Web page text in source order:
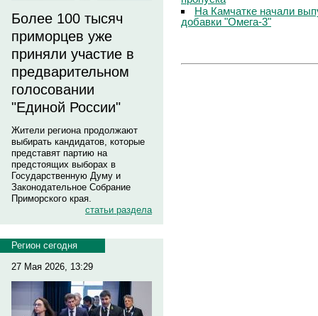
Более 100 тысяч
приморцев уже
приняли участие в
предварительном
голосовании
"Единой России"
Жители региона продолжают
выбирать кандидатов, которые
представят партию на
предстоящих выборах в
Государственную Думу и
Законодательное Собрание
Приморского края.
статьи раздела
Регион сегодня
27 Мая 2026, 13:29
На Камчатке начали
добавки "Омега-3"